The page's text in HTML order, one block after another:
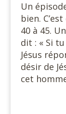
Un
bien.
40 à 45.
dit : « Si
Jésus
désir de
cet